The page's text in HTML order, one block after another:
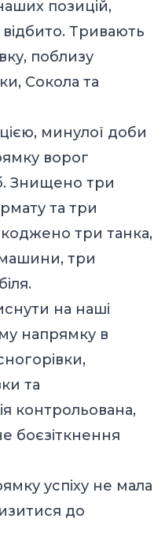
позицій,
відбито. Тривають
поблизу
Сокола та
минулої доби
ворог
Знищено три
та три
три танка,
машини, три
на наші
напрямку в
та
контрольована,
боєзіткнення
успіху не мала
до